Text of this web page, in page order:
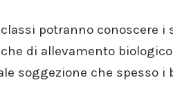
potranno conoscere i
di allevamento
soggezione che spesso i